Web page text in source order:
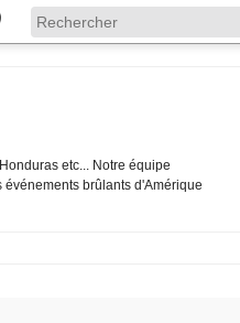
etc... Notre équipe
brûlants d'Amérique